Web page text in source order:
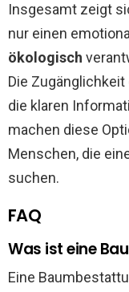
Insgesamt zeigt
nur einen
ökologisch
Die
die klaren
machen diese
Menschen, die
suchen.
FAQ
Was ist eine
Eine